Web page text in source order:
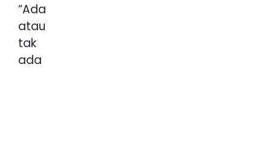
“Ada
atau
tak
ada